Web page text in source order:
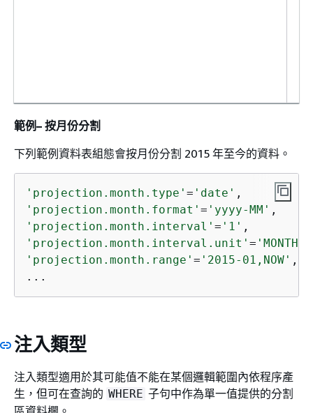
範例– 按月份分割
下列範例資料表組態會按月份分割 2015 年至今的資料。
'projection.month.type' = 'date'
'projection.month.format' = 'yyyy-MM'
'projection.month.interval' = '1'
'projection.month.interval.unit' = 'MONTHS'
'projection.month.range' = '2015-01,NOW' ,
...
注入類型
注入類型適用於其可能值不能在某個邏輯範圍內依程序產
生，但可在查詢的 WHERE 子句中作為單一值提供的分割